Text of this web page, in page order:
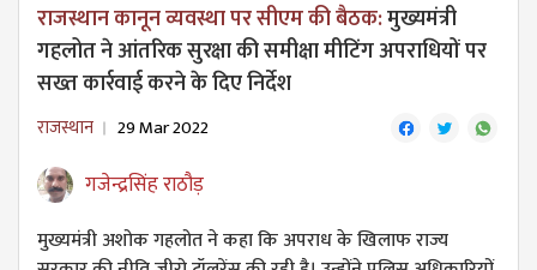
राजस्थान कानून व्यवस्था पर सीएम की बैठक:मुख्यमंत्री
गहलोत ने आंतरिक सुरक्षा की समीक्षा मीटिंग अपराधियों पर
सख्त कार्रवाई करने के दिए निर्देश
राजस्थान 29 Mar 2022
गजेन्द्रसिंह राठौड़
मुख्यमंत्री अशोक गहलोत ने कहा कि अपराध के खिलाफ राज्य